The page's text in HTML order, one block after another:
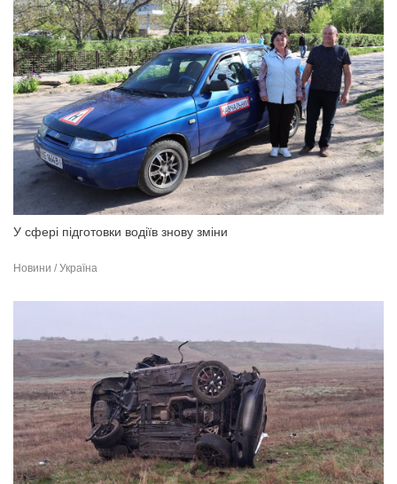
У сфері підготовки водіїв знову зміни
Новини / Україна